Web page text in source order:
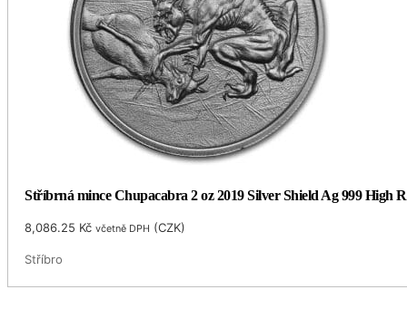
Stříbrná mince Chupacabra 2 oz 2019 Silver Shield Ag 999 High
8,086.25 Kč včetně DPH (CZK)
Stříbro